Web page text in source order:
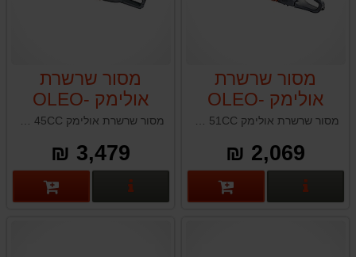
מסור שרשרת
אולימק OLEO-
MAC GSH51
51CC
2,069 ₪
פרטים נוספים
מסור שרשרת
אולימק OLEO-
MAC 947 45CC
3,479 ₪
פרטים נוספים